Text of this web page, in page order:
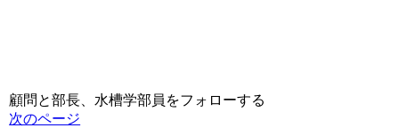
顧問と部長、水槽学部員をフォローする
次のページ